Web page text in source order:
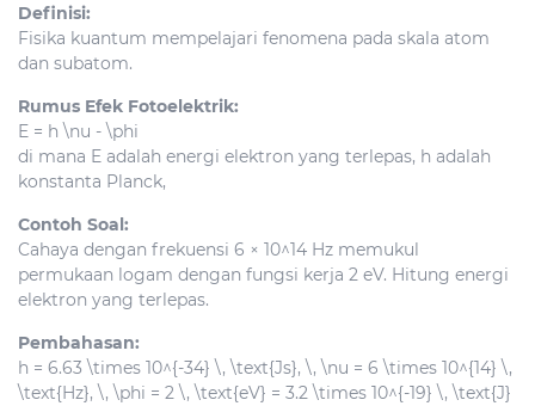
Definisi:
Fisika kuantum mempelajari fenomena pada skala atom
dan subatom.
Rumus Efek Fotoelektrik:
E = h \nu - \phi
di mana E adalah energi elektron yang terlepas, h adalah
konstanta Planck,
Contoh Soal:
Cahaya dengan frekuensi 6 × 10^14 Hz memukul
permukaan logam dengan fungsi kerja 2 eV. Hitung energi
elektron yang terlepas.
Pembahasan:
h = 6.63 \times 10^{-34} \, \text{Js}, \, \nu = 6 \times 10^{14} \,
\text{Hz}, \, \phi = 2 \, \text{eV} = 3.2 \times 10^{-19} \, \text{J}